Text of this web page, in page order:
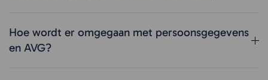
Hoe wordt er omgegaan met persoonsgegevens
en AVG?